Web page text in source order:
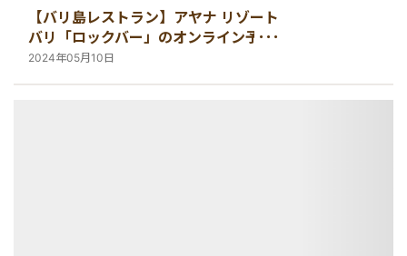
【バリ島レストラン】アヤナ リゾート
バリ「ロックバー」のオンライン予約
について
2024年05月10日